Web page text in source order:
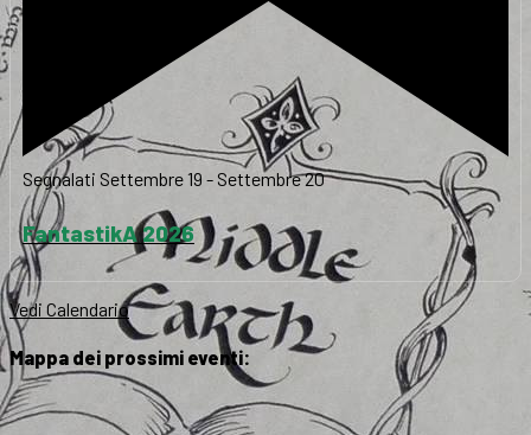
Segnalati Settembre 19 - Settembre 20
FantastikA 2026
Vedi Calendario
Mappa dei prossimi eventi: